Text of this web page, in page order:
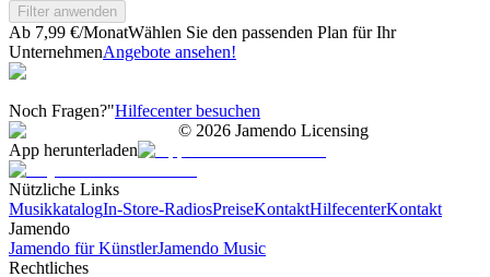
Filter anwenden
Ab 7,99 €/MonatWählen Sie den passenden Plan für Ihr
UnternehmenAngebote ansehen!
Noch Fragen?"Hilfecenter besuchen
© 2026 Jamendo Licensing
App herunterladen
Nützliche Links
MusikkatalogIn-Store-RadiosPreiseKontaktHilfecenterKontakt
Jamendo
Jamendo für KünstlerJamendo Music
Rechtliches